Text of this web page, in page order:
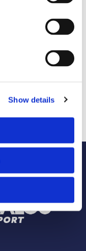
Show details